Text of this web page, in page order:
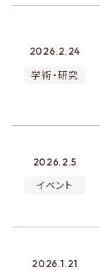
2026.2.24
学術・研究
2026.2.5
イベント
2026.1.21